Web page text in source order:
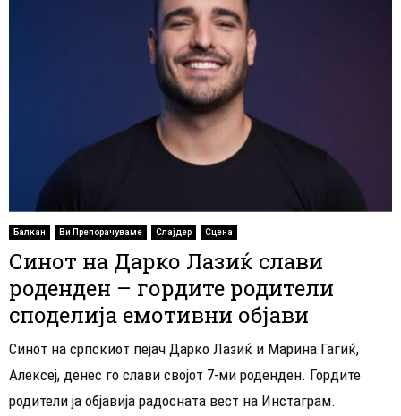
Балкан Ви Препорачуваме Слајдер Сцена
Синот на Дарко Лазиќ слави
роденден – гордите родители
споделија емотивни објави
Синот на српскиот пејач Дарко Лазиќ и Марина Гагиќ,
Алексеј, денес го слави својот 7-ми роденден. Гордите
родители ја објавија радосната вест на Инстаграм.